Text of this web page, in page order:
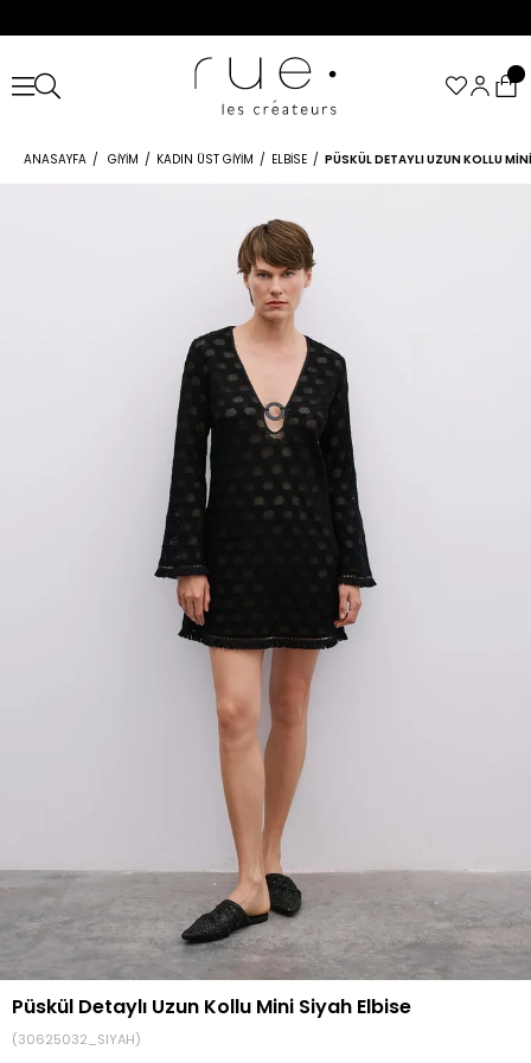
ANASAYFA GIYIM KADIN ÜST GIYIM ELBISE PÜSKÜL DETAYLI UZUN KOLLU
Püskül Detaylı Uzun Kollu Mini Siyah Elbise
(30625032_SIYAH)